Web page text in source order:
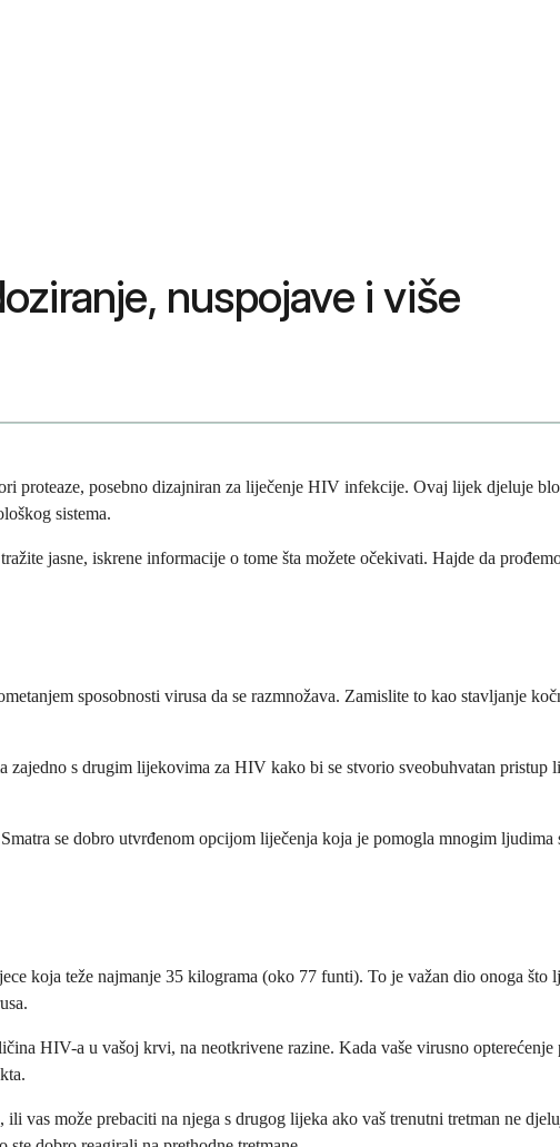
nuspojave i više
proteaze, posebno dizajniran za liječenje HIV infekcije. Ovaj lijek djeluje
sistema.
jasne, iskrene informacije o tome šta možete očekivati. Hajde da
sposobnosti virusa da se razmnožava. Zamislite to kao stavljanje
s drugim lijekovima za HIV kako bi se stvorio sveobuhvatan pristup
se dobro utvrđenom opcijom liječenja koja je pomogla mnogim
koja teže najmanje 35 kilograma (oko 77 funti). To je važan dio onoga
HIV-a u vašoj krvi, na neotkrivene razine. Kada vaše virusno
vas može prebaciti na njega s drugog lijeka ako vaš trenutni tretman ne